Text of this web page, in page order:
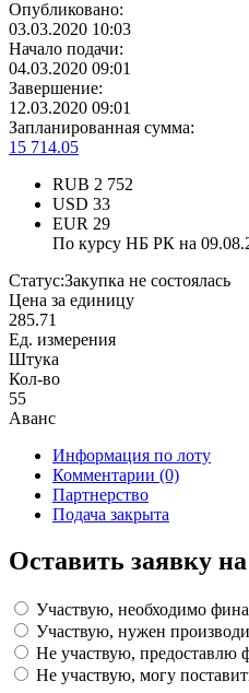
Опубликовано:
03.03.2020 10:03
Начало подачи:
04.03.2020 09:01
Завершение:
12.03.2020 09:01
Запланированная сумма:
15 714.05
RUB 2 752
USD 33
EUR 29
По курсу НБ РК на
Статус:Закупка не состоялась
Цена за единицу
285.71
Ед. измерения
Штука
Кол-во
55
Аванс
Информация по лоту
Комментарии (0)
Партнерство
Подача закрыта
Оставить заявку
Участвую, необходимо
Участвую, нужен
Не участвую, предоставлю
Не участвую, могу